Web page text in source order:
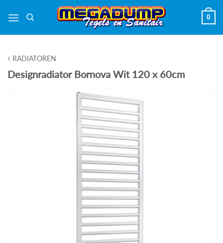
naar
0
RADIATOREN
Designradiator Bornova Wit 120 x 60cm